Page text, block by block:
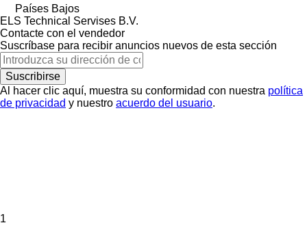
Países Bajos
ELS Technical Servises B.V.
Contacte con el vendedor
Suscríbase para recibir anuncios nuevos de esta sección
Suscribirse
Al hacer clic aquí, muestra su conformidad con nuestra política
de privacidad y nuestro acuerdo del usuario.
1